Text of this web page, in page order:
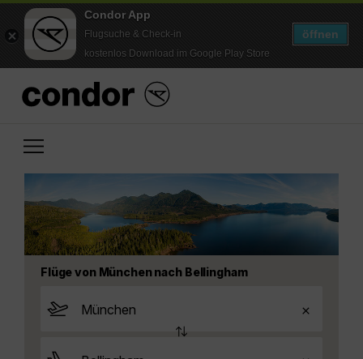
Condor App
Flugsuche & Check-in
kostenlos Download im Google Play Store
öffnen
Flüge von München nach Bellingham